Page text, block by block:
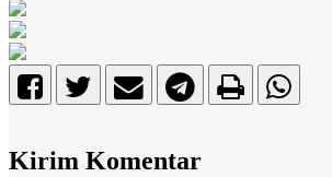
Kirim Komentar